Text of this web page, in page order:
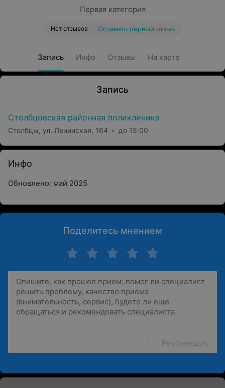
Первая категория
Нет отзывов Оставить первый отзыв
Запись Инфо Отзывы На карте
Запись
Столбцовская районная поликлиника
Столбцы, ул. Ленинская, 164 до 15:00
Инфо
Обновлено: май 2025
Поделитесь мнением
Рекомендую